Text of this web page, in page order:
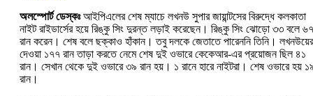
অলস্পোর্ট ডেস্কঃআইপিএলের শেষ ম্যাচে লখনউ সুপার জায়ান্টসের বিরুদ্ধে কলকাতা
নাইট রাইডার্সের হয়ে রিঙ্কু সিং দুরন্ত লড়াই করেছেন। রিঙ্কু সিং ঝোড়ো ৩৩ বলে ৬৭
রান করেন। শেষ বলে ছক্কাও হাঁকান। তবু দলকে জেতাতে পারেননি তিনি। লখনউয়ের
দেওয়া ১৭৭ রান তাড়া করতে নেমে শেষ দুই ওভারে কেকেআর-এর প্রয়োজন ছিল ৪১
রান। সেখান থেকে দুই ওভারে ৩৯ রান হয়। ১ রানে হারে নাইটরা। শেষ ওভারে হয়
রান।